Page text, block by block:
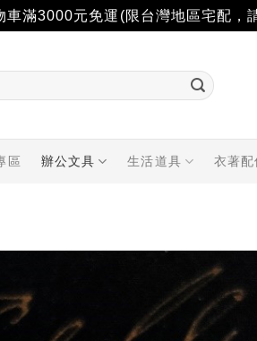
車滿3000元免運(限台灣地區宅配，
區 辦公文具 生活道具 衣著配